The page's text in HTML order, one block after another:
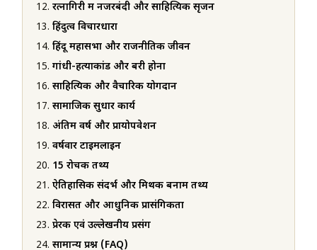
रत्नागिरी में नजरबंदी और साहित्यिक सृजन
हिंदुत्व विचारधारा
हिंदू महासभा और राजनीतिक जीवन
गांधी-हत्याकांड और बरी होना
साहित्यिक और वैचारिक योगदान
सामाजिक सुधार कार्य
अंतिम वर्ष और प्रायोपवेशन
वर्षवार टाइमलाइन
15 रोचक तथ्य
ऐतिहासिक संदर्भ और मिथक बनाम तथ्य
विरासत और आधुनिक प्रासंगिकता
प्रेरक एवं उल्लेखनीय प्रसंग
सामान्य प्रश्न (FAQ)